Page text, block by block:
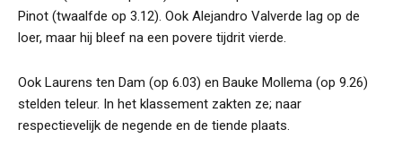
Pinot (twaalfde op 3.12). Ook Alejandro Valverde lag op de
loer, maar hij bleef na een povere tijdrit vierde.
Ook Laurens ten Dam (op 6.03) en Bauke Mollema (op 9.26)
stelden teleur. In het klassement zakten ze; naar
respectievelijk de negende en de tiende plaats.